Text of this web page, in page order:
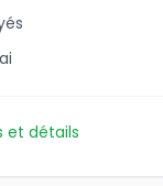
et détails